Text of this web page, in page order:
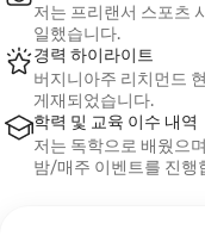
저는 프리랜서 스포츠
일했습니다.
경력 하이라이트
버지니아주 리치먼드
게재되었습니다.
학력 및 교육 이수 내역
저는 독학으로 배웠으
밤/매주 이벤트를 진행